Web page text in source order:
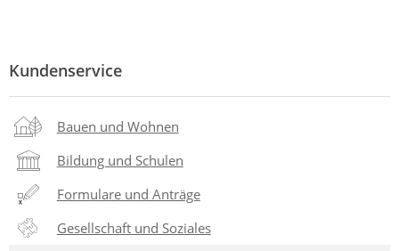
Kundenservice
Bauen und Wohnen
Bildung und Schulen
Formulare und Anträge
Gesellschaft und Soziales